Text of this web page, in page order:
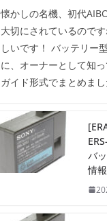
懐かしの名機、初代
大切にされているので
しいです！ バッテリー
に、オーナーとして知
ガイド形式でまとめま
バ
情報